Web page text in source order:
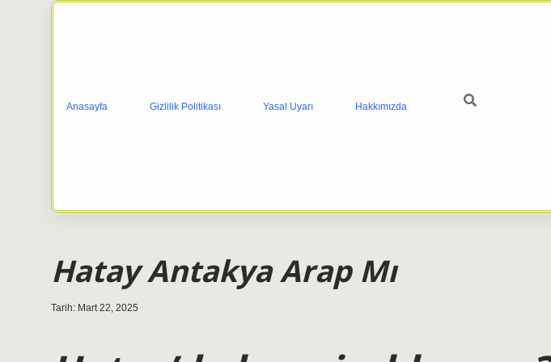
Anasayfa Gizlilik Politikası Yasal Uyarı Hakkımızda
Hatay Antakya Arap Mı
Tarih: Mart 22, 2025